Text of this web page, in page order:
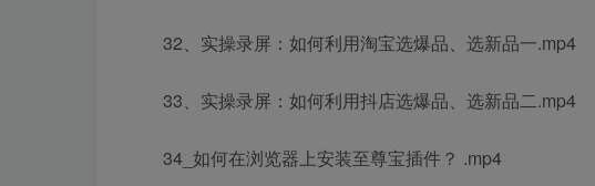
32、实操录屏：如何利用淘宝选爆品、选新品一.mp4
33、实操录屏：如何利用抖店选爆品、选新品二.mp4
34_如何在浏览器上安装至尊宝插件？ .mp4